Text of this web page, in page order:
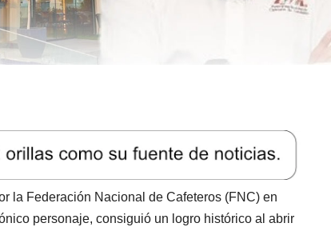
la Federación Nacional de Cafeteros (FNC) en
personaje, consiguió un logro histórico al abrir